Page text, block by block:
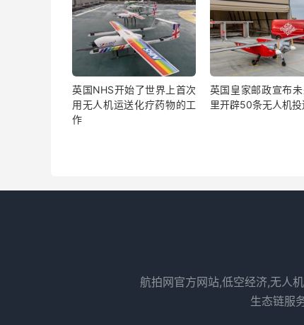
英国NHS开始了世界上首次
用无人机运送化疗药物的工
作
英国皇家邮政宣布
里开辟50条无人机投
航拍网官方网站,低空经济,无人
生态链服